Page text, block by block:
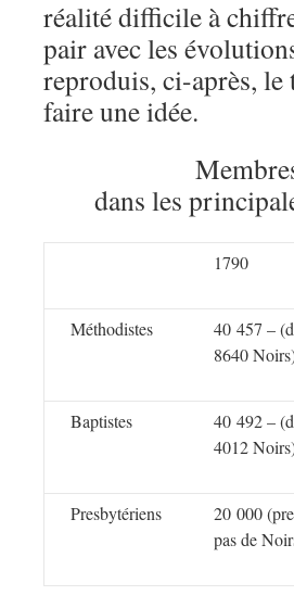
réalité difficile à
pair avec les
reproduis, ci-après, le
faire une idée.
dans les
1790
Méthodistes
40 457 –
8640
Baptistes
40 492 –
4012
Presbytériens
20 000
pas de